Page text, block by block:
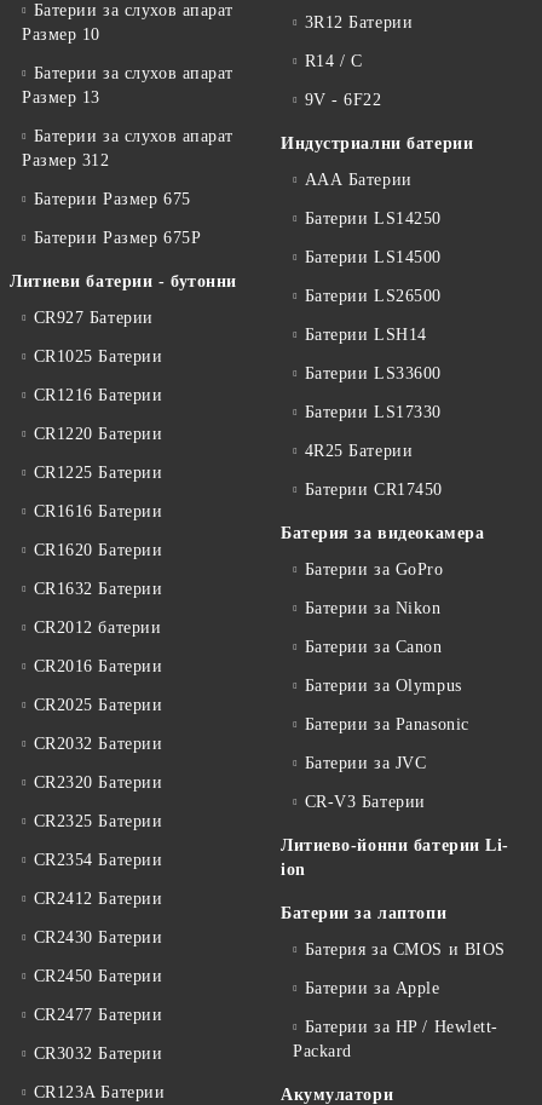
Батерии за слухов апарат
Размер 10
Батерии за слухов апарат
Размер 13
Батерии за слухов апарат
Размер 312
Батерии Размер 675
Батерии Размер 675P
Литиеви батерии - бутонни
CR927 Батерии
CR1025 Батерии
CR1216 Батерии
CR1220 Батерии
CR1225 Батерии
CR1616 Батерии
CR1620 Батерии
CR1632 Батерии
CR2012 батерии
CR2016 Батерии
CR2025 Батерии
CR2032 Батерии
CR2320 Батерии
CR2325 Батерии
CR2354 Батерии
CR2412 Батерии
CR2430 Батерии
CR2450 Батерии
CR2477 Батерии
CR3032 Батерии
CR123A Батерии
3R12 Батерии
R14 / C
9V - 6F22
Индустриални батерии
ААА Батерии
Батерии LS14250
Батерии LS14500
Батерии LS26500
Батерии LSH14
Батерии LS33600
Батерии LS17330
4R25 Батерии
Батерии CR17450
Батерия за видеокамера
Батерии за GoPro
Батерии за Nikon
Батерии за Canon
Батерии за Olympus
Батерии за Panasonic
Батерии за JVC
CR-V3 Батерии
Литиево-йонни батерии Li-
ion
Батерии за лаптопи
Батерия за CMOS и BIOS
Батерии за Apple
Батерии за HP / Hewlett-
Packard
Акумулатори